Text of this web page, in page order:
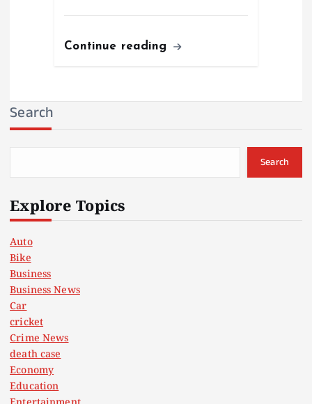
Continue reading
Search
Search
Explore Topics
Auto
Bike
Business
Business News
Car
cricket
Crime News
death case
Economy
Education